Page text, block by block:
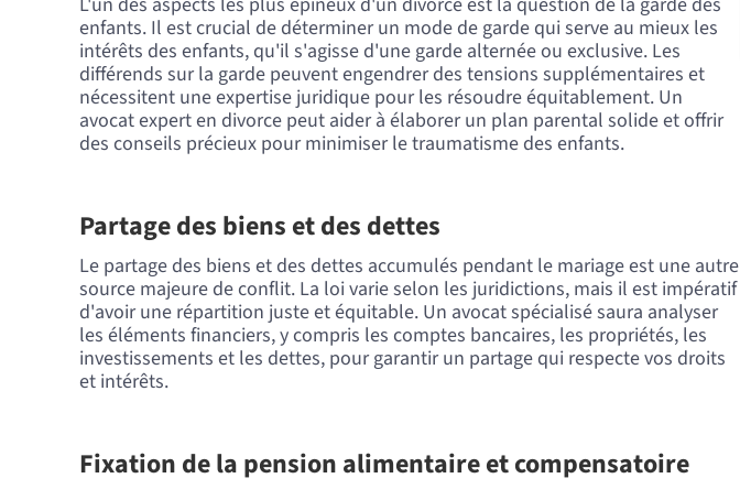
enfants. Il est crucial de déterminer un mode de garde qui serve au mieux les
intérêts des enfants, qu'il s'agisse d'une garde alternée ou exclusive. Les
différends sur la garde peuvent engendrer des tensions supplémentaires et
nécessitent une expertise juridique pour les résoudre équitablement. Un
avocat expert en divorce peut aider à élaborer un plan parental solide et offrir
des conseils précieux pour minimiser le traumatisme des enfants.
Partage des biens et des dettes
Le partage des biens et des dettes accumulés pendant le mariage est une autre
source majeure de conflit. La loi varie selon les juridictions, mais il est impératif
d'avoir une répartition juste et équitable. Un avocat spécialisé saura analyser
les éléments financiers, y compris les comptes bancaires, les propriétés, les
investissements et les dettes, pour garantir un partage qui respecte vos droits
et intérêts.
Fixation de la pension alimentaire et compensatoire